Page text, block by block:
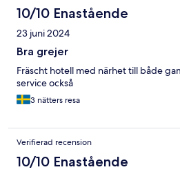
10/10 Enastående
23 juni 2024
Bra grejer
Fräscht hotell med närhet till både
service också
3 nätters resa
Verifierad recension
10/10 Enastående